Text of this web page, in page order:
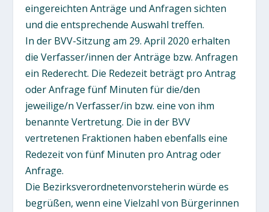
eingereichten Anträge und Anfragen sichten
und die entsprechende Auswahl treffen.
In der BVV-Sitzung am 29. April 2020 erhalten
die Verfasser/innen der Anträge bzw. Anfragen
ein Rederecht. Die Redezeit beträgt pro Antrag
oder Anfrage fünf Minuten für die/den
jeweilige/n Verfasser/in bzw. eine von ihm
benannte Vertretung. Die in der BVV
vertretenen Fraktionen haben ebenfalls eine
Redezeit von fünf Minuten pro Antrag oder
Anfrage.
Die Bezirksverordnetenvorsteherin würde es
begrüßen, wenn eine Vielzahl von Bürgerinnen